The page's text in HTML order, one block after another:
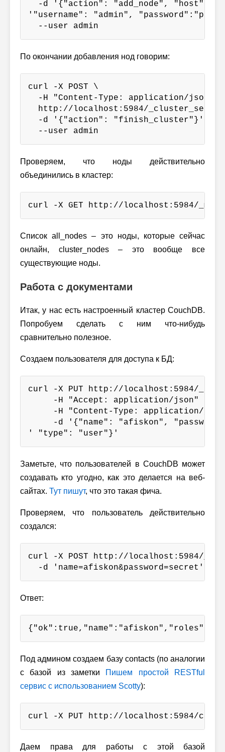
-d '{"action": "add_node",
'"username": "admin",
  --user admin
По окончании добавления нод говорим:
curl -X POST \
  -H "Content-Type: application/json" \
http://localhost:5984/_cluster_setup
  -d '{"action": "finish_cluster"}' \
  --user admin
Проверяем, что ноды действительно
объединились в кластер:
curl -X GET http://localhost:5984/
Список all_nodes – это ноды, которые сейчас
онлайн, cluster_nodes – это вообще все
существующие ноды.
Работа с документами
Итак, у нас есть настроенный кластер CouchDB.
Попробуем сделать с ним что-нибудь
сравнительно полезное.
Создаем пользователя для доступа к БД:
curl -X PUT http://localhost:5984/
     -H "Accept: application/json" \
-H "Content-Type: application/
-d '{"name": "afiskon",
' "type": "user"}'
Заметьте, что пользователей в CouchDB может
создавать кто угодно, как это делается на веб-
сайтах. Тут пишут, что это такая фича.
Проверяем, что пользователь действительно
создался:
curl -X POST http://localhost:5984/
  -d 'name=afiskon&password=secret'
Ответ:
{"ok":true,"name":"afiskon","roles":[]}
Под админом создаем базу contacts (по аналогии
с базой из заметки Пишем простой RESTful
сервис с использованием Scotty):
curl -X PUT http://localhost:5984/
Даем права для работы с этой базой